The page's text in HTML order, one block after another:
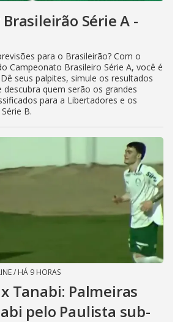
Série A -
para o Brasileirão? Com o
Campeonato Brasileiro Série A, você é
seus palpites, simule os resultados
descubra quem serão os grandes
para a Libertadores e os
B.
/ HÁ 9 HORAS
Tanabi: Palmeiras
pelo Paulista sub-